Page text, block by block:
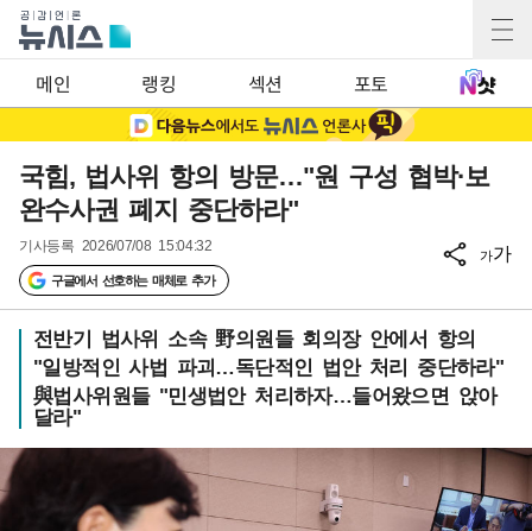
메인 랭킹 섹션 포토
국힘, 법사위 항의 방문…"원 구성 협박·보
완수사권 폐지 중단하라"
기사등록 2026/07/08 15:04:32
구글에서 선호하는 매체로 추가
가가
전반기 법사위 소속 野의원들 회의장 안에서 항의
"일방적인 사법 파괴…독단적인 법안 처리 중단하라"
與법사위원들 "민생법안 처리하자…들어왔으면 앉아
달라"